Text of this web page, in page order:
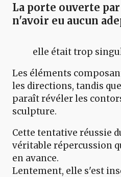
La porte ouverte par
n'avoir eu aucun
elle était trop
Les éléments
les directions, tandis
paraît révéler les
sculpture.
Cette tentative réussie
véritable répercussion
en avance.
Lentement, elle s'est